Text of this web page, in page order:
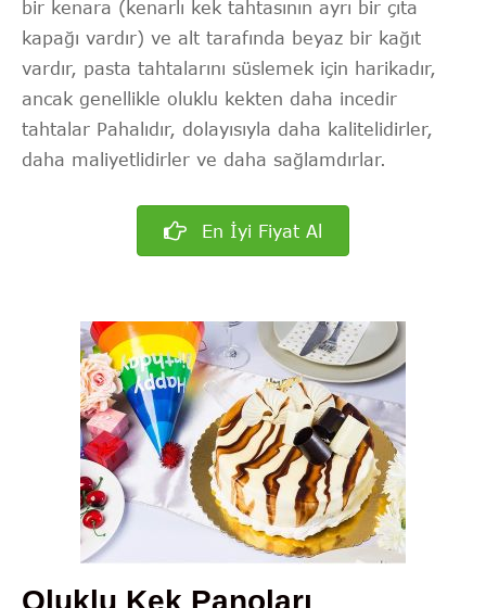
bir kenara (kenarlı kek tahtasının ayrı bir çıta
kapağı vardır) ve alt tarafında beyaz bir kağıt
vardır, pasta tahtalarını süslemek için harikadır,
ancak genellikle oluklu kekten daha incedir
tahtalar Pahalıdır, dolayısıyla daha kalitelidirler,
daha maliyetlidirler ve daha sağlamdırlar.
En İyi Fiyat Al
Oluklu Kek Panoları